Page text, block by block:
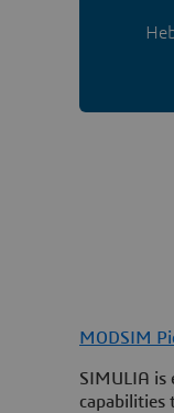
MODSIM
SIMULIA is
capabilities